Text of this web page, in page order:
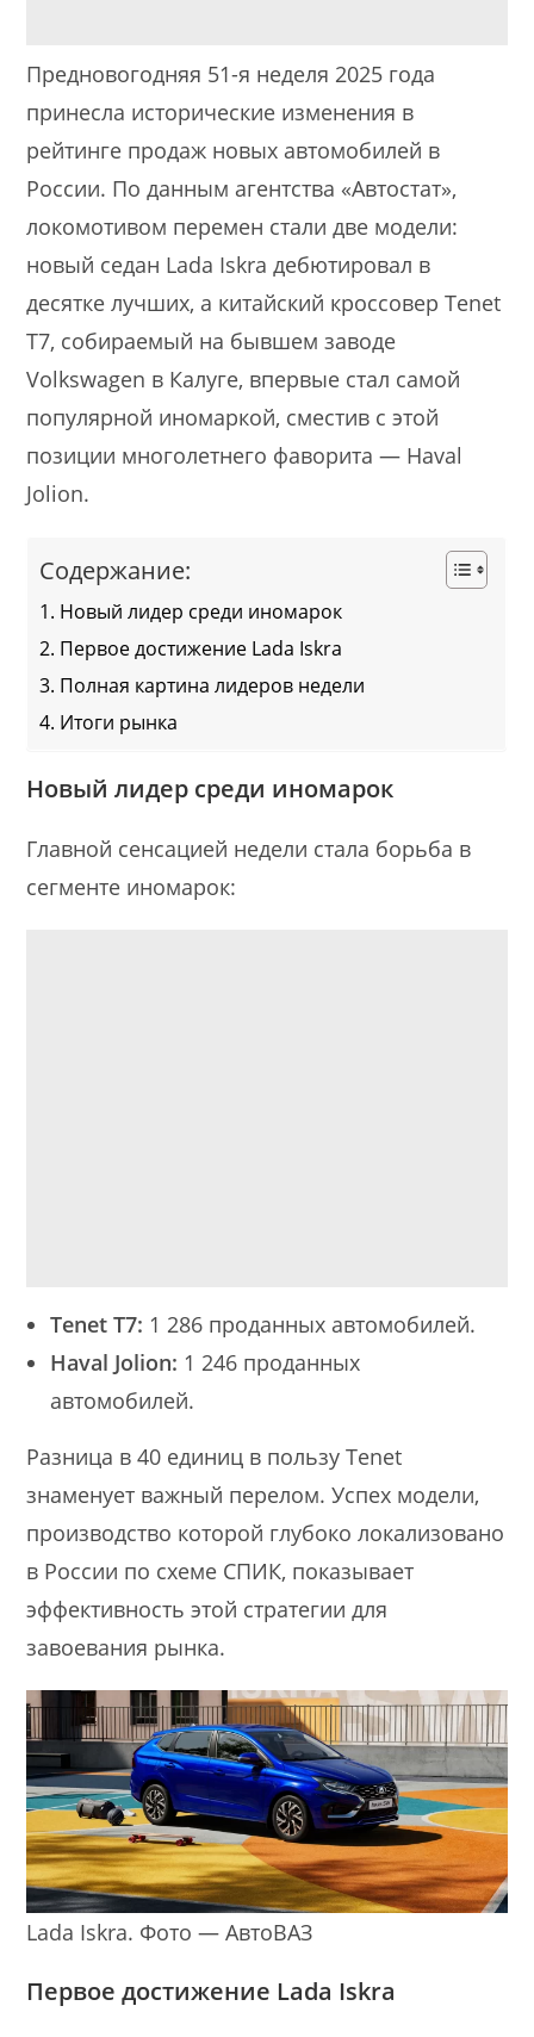
Предновогодняя 51-я неделя 2025 года
принесла исторические изменения в
рейтинге продаж новых автомобилей в
России. По данным агентства «Автостат»,
локомотивом перемен стали две модели:
новый седан Lada Iskra дебютировал в
десятке лучших, а китайский кроссовер Tenet
T7, собираемый на бывшем заводе
Volkswagen в Калуге, впервые стал самой
популярной иномаркой, сместив с этой
позиции многолетнего фаворита — Haval
Jolion.
Содержание:
Новый лидер среди иномарок
Первое достижение Lada Iskra
Полная картина лидеров недели
Итоги рынка
Новый лидер среди иномарок
Главной сенсацией недели стала борьба в
сегменте иномарок:
Tenet T7: 1 286 проданных автомобилей.
Haval Jolion: 1 246 проданных
автомобилей.
Разница в 40 единиц в пользу Tenet
знаменует важный перелом. Успех модели,
производство которой глубоко локализовано
в России по схеме СПИК, показывает
эффективность этой стратегии для
завоевания рынка.
Lada Iskra. Фото — АвтоВАЗ
Первое достижение Lada Iskra